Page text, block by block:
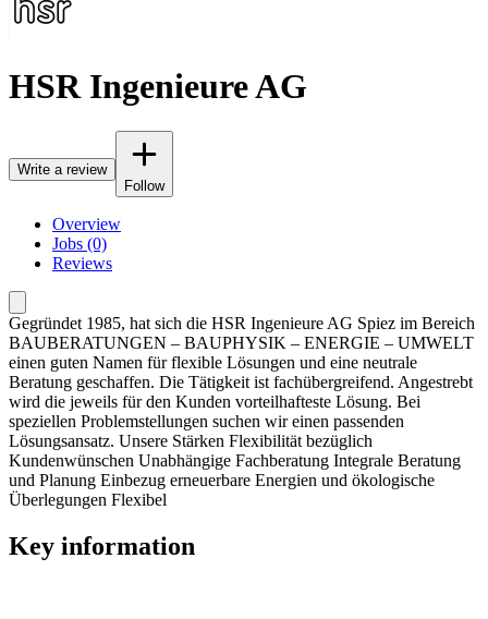
HSR Ingenieure AG
Write a review
Follow
Overview
Jobs (0)
Reviews
Gegründet 1985, hat sich die HSR Ingenieure AG Spiez im Bereich
BAUBERATUNGEN – BAUPHYSIK – ENERGIE – UMWELT
einen guten Namen für flexible Lösungen und eine neutrale
Beratung geschaffen. Die Tätigkeit ist fachübergreifend. Angestrebt
wird die jeweils für den Kunden vorteilhafteste Lösung. Bei
speziellen Problemstellungen suchen wir einen passenden
Lösungsansatz. Unsere Stärken Flexibilität bezüglich
Kundenwünschen Unabhängige Fachberatung Integrale Beratung
und Planung Einbezug erneuerbare Energien und ökologische
Überlegungen Flexibel
Key information